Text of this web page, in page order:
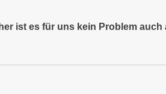
ist es für uns kein Problem